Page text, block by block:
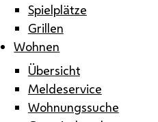
Spielplätze
Grillen
Wohnen
Übersicht
Meldeservice
Wohnungssuche